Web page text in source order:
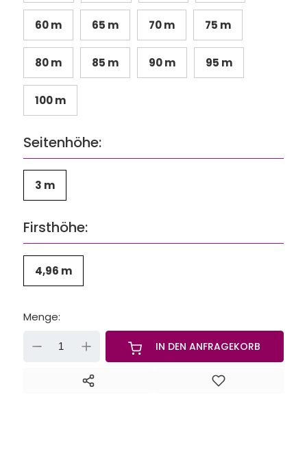
60 m 65 m 70 m 75 m
80 m 85 m 90 m 95 m
100 m
Seitenhöhe:
3 m
Firsthöhe:
4,96 m
Menge:
IN DEN ANFRAGEKORB